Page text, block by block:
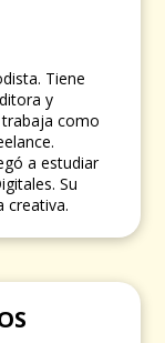
Tiene
y
como
a estudiar
Su
creativa.